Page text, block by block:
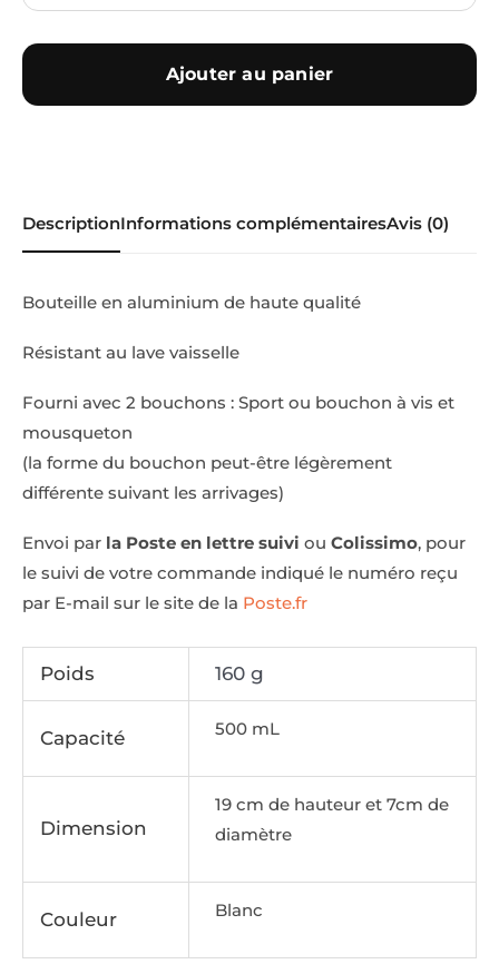
Ajouter au panier
DescriptionInformations complémentairesAvis (0)
Bouteille en aluminium de haute qualité
Résistant au lave vaisselle
Fourni avec 2 bouchons : Sport ou bouchon à vis et
mousqueton
(la forme du bouchon peut-être légèrement
différente suivant les arrivages)
Envoi par la Poste en lettre suivi ou Colissimo, pour
le suivi de votre commande indiqué le numéro reçu
par E-mail sur le site de la Poste.fr
Poids 160 g
Capacité 500 mL
Dimension
19 cm de hauteur et 7cm de
diamètre
Couleur Blanc